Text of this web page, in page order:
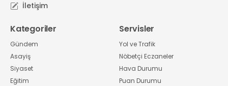
İletişim
Kategoriler
Gündem
Asayiş
Siyaset
Eğitim
Servisler
Yol ve Trafik
Nöbetçi Eczaneler
Hava Durumu
Puan Durumu